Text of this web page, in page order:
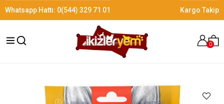
Whatsapp Hattı: 0(544) 329 71 01 Kargo Takip
0